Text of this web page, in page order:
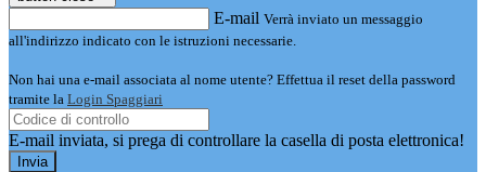
E-mail Verrà inviato un messaggio
all'indirizzo indicato con le istruzioni necessarie.
Non hai una e-mail associata al nome utente? Effettua il reset della password
tramite la Login Spaggiari
E-mail inviata, si prega di controllare la casella di posta elettronica!